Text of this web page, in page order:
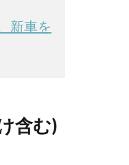
新車を
含む)